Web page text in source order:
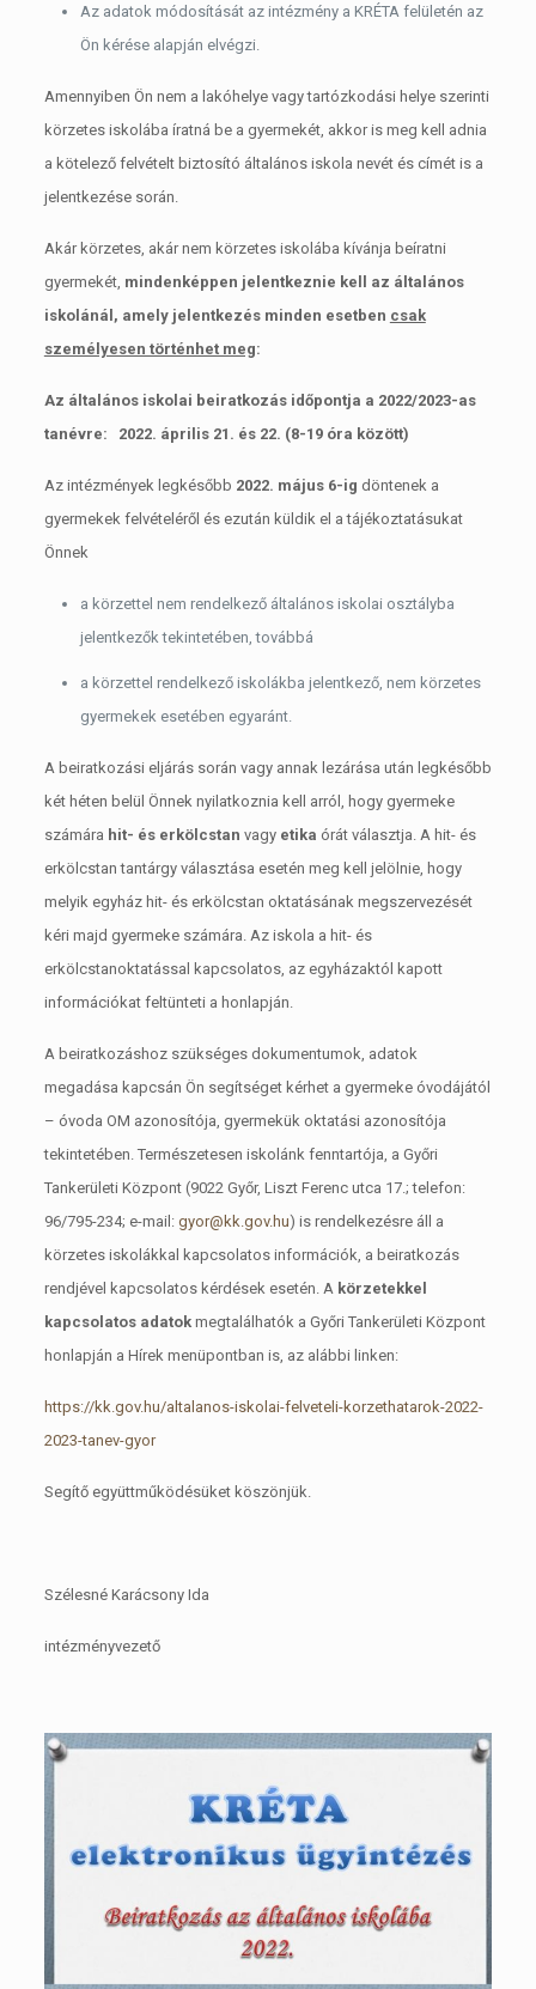
Az adatok módosítását az intézmény a KRÉTA felületén az
Ön kérése alapján elvégzi.
Amennyiben Ön nem a lakóhelye vagy tartózkodási helye szerinti
körzetes iskolába íratná be a gyermekét, akkor is meg kell adnia
a kötelező felvételt biztosító általános iskola nevét és címét is a
jelentkezése során.
Akár körzetes, akár nem körzetes iskolába kívánja beíratni
gyermekét, mindenképpen jelentkeznie kell az általános
iskolánál, amely jelentkezés minden esetben csak
személyesen történhet meg:
Az általános iskolai beiratkozás időpontja a 2022/2023-as
tanévre: 2022. április 21. és 22. (8-19 óra között)
Az intézmények legkésőbb 2022. május 6-ig döntenek a
gyermekek felvételéről és ezután küldik el a tájékoztatásukat
Önnek
a körzettel nem rendelkező általános iskolai osztályba
jelentkezők tekintetében, továbbá
a körzettel rendelkező iskolákba jelentkező, nem körzetes
gyermekek esetében egyaránt.
A beiratkozási eljárás során vagy annak lezárása után legkésőbb
két héten belül Önnek nyilatkoznia kell arról, hogy gyermeke
számára hit- és erkölcstan vagy etika órát választja. A hit- és
erkölcstan tantárgy választása esetén meg kell jelölnie, hogy
melyik egyház hit- és erkölcstan oktatásának megszervezését
kéri majd gyermeke számára. Az iskola a hit- és
erkölcstanoktatással kapcsolatos, az egyházaktól kapott
információkat feltünteti a honlapján.
A beiratkozáshoz szükséges dokumentumok, adatok
megadása kapcsán Ön segítséget kérhet a gyermeke óvodájától
– óvoda OM azonosítója, gyermekük oktatási azonosítója
tekintetében. Természetesen iskolánk fenntartója, a Győri
Tankerületi Központ (9022 Győr, Liszt Ferenc utca 17.; telefon:
96/795-234; e-mail: gyor@kk.gov.hu) is rendelkezésre áll a
körzetes iskolákkal kapcsolatos információk, a beiratkozás
rendjével kapcsolatos kérdések esetén. A körzetekkel
kapcsolatos adatokmegtalálhatók a Győri Tankerületi Központ
honlapján a Hírek menüpontban is, az alábbi linken:
https://kk.gov.hu/altalanos-iskolai-felveteli-korzethatarok-2022-
2023-tanev-gyor
Segítő együttműködésüket köszönjük.
Szélesné Karácsony Ida
intézményvezető